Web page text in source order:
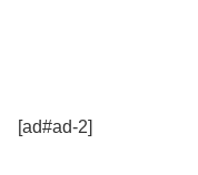
[ad#ad-2]